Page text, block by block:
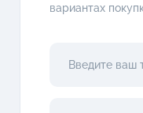
вариантах